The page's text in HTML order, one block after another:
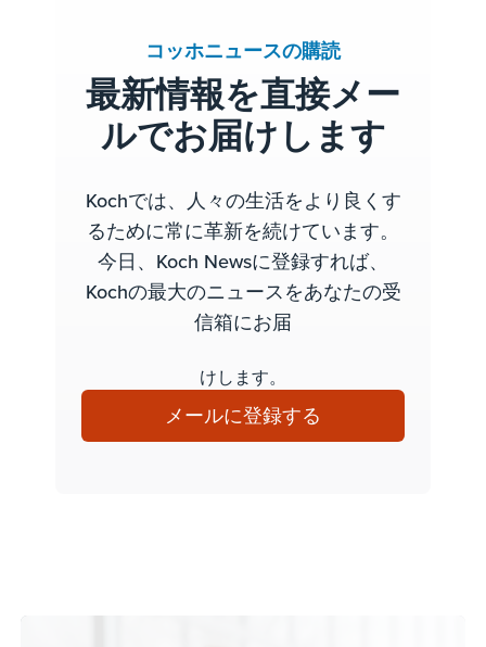
コッホニュースの購読
最新情報を直接メー
ルでお届けします
Kochでは、人々の生活をより良くす
るために常に革新を続けています。
今日、Koch Newsに登録すれば、
Kochの最大のニュースをあなたの受
信箱にお届
けします。
メールに登録する